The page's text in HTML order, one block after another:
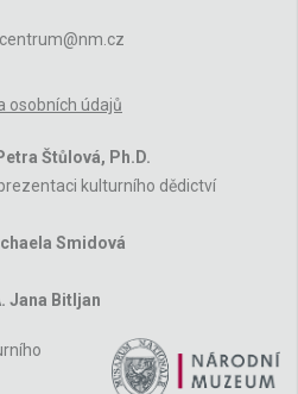
centrum@nm.cz
osobních údajů
Štůlová, Ph.D.
kulturního dědictví
Smidová
Jana Bitljan